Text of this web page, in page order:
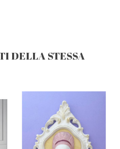
DELLA STESSA